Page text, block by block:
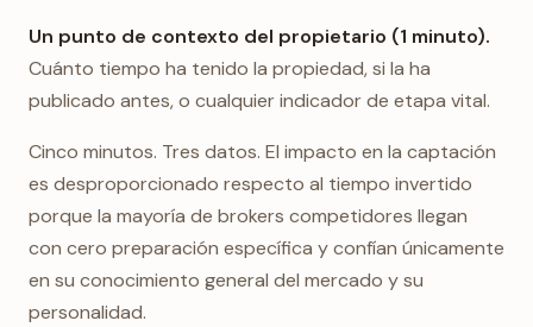
Un punto de contexto del propietario (1 minuto).
Cuánto tiempo ha tenido la propiedad, si la ha
publicado antes, o cualquier indicador de etapa vital.
Cinco minutos. Tres datos. El impacto en la captación
es desproporcionado respecto al tiempo invertido
porque la mayoría de brokers competidores llegan
con cero preparación específica y confían únicamente
en su conocimiento general del mercado y su
personalidad.